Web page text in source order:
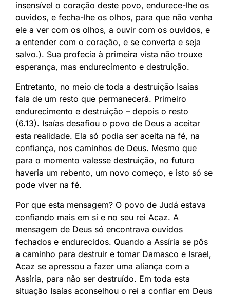
insensível o coração deste povo, endurece-lhe os
ouvidos, e fecha-lhe os olhos, para que não venha
ele a ver com os olhos, a ouvir com os ouvidos, e
a entender com o coração, e se converta e seja
salvo.). Sua profecia à primeira vista não trouxe
esperança, mas endurecimento e destruição.
Entretanto, no meio de toda a destruição Isaías
fala de um resto que permanecerá. Primeiro
endurecimento e destruição – depois o resto
(6.13). Isaías desafiou o povo de Deus a aceitar
esta realidade. Ela só podia ser aceita na fé, na
confiança, nos caminhos de Deus. Mesmo que
para o momento valesse destruição, no futuro
haveria um rebento, um novo começo, e isto só se
pode viver na fé.
Por que esta mensagem? O povo de Judá estava
confiando mais em si e no seu rei Acaz. A
mensagem de Deus só encontrava ouvidos
fechados e endurecidos. Quando a Assíria se pôs
a caminho para destruir e tomar Damasco e Israel,
Acaz se apressou a fazer uma aliança com a
Assíria, para não ser destruído. Em toda esta
situação Isaías aconselhou o rei a confiar em Deus